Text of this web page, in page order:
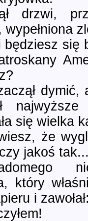
drzwi,
będziesz się
się wielka
że
jakoś
który
i